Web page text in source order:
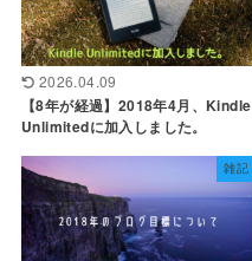
2026.04.09
【8年が経過】2018年4月、Kindle
Unlimitedに加入しました。
雑記